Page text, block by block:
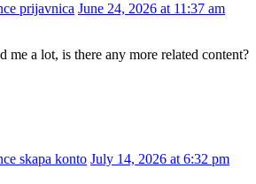
prijavnica June 24, 2026 at 11:37 am
me a lot, is there any more related content?
skapa konto July 14, 2026 at 6:32 pm